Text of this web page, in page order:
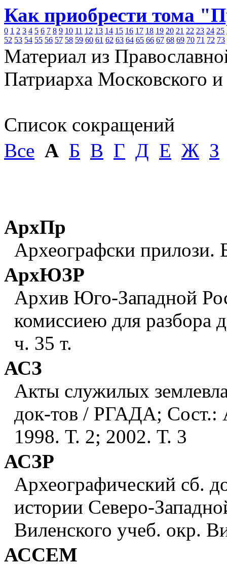
Как приобрести тома
0 1 2 3 4 5 6 7 8 9 10 11 12 13 14 15 16 17 18 19 20 21 22 23 24 25
52 53 54 55 56 57 58 59 60 61 62 63 64 65 66 67 68 69 70 71 72 73
Материал из
Патриарха Московского
Список сокращений
Все А Б В Г Д Е Ж З
АрхПр
Археографски прилози.
АрхЮЗР
Архив Юго-Западной
комиссиею для разбора
ч. 35 т.
АСЗ
Акты служилых
док-тов / РГАДА;
1998. Т. 2; 2002. Т. 3
АСЗР
Археографический сб.
истории Северо-
Виленского учеб. окр.
АССЕМ